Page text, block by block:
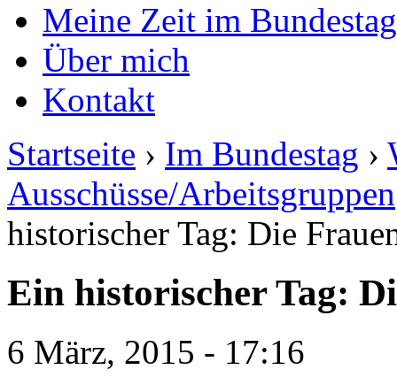
Meine Zeit im Bundestag
Über mich
Kontakt
Startseite › Im Bundestag ›
Ausschüsse/Arbeitsgruppen
historischer Tag: Die
Ein historischer Tag:
6 März, 2015 - 17:16